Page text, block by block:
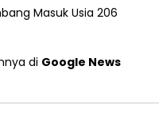
Masuk Usia 206
di Google News